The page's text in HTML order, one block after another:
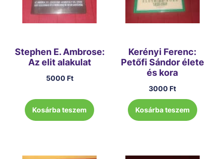
Stephen E. Ambrose:
Az elit alakulat
5000 Ft
Kosárba teszem
Kerényi Ferenc:
Petőfi Sándor élete
és kora
3000Ft
Kosárba teszem